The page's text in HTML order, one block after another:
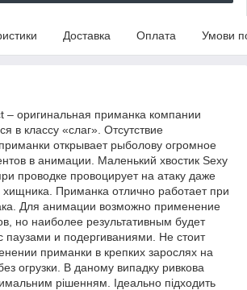
Доставка Оплата Умови
– оригинальная приманка компании
в классу «слаг». Отсутствие
открывает рыболову огромное
в анимации. Маленький хвостик Sexy
проводке провоцирует на атаку даже
хищника. Приманка отлично работает при
Для анимации возможно применение
но наиболее результативным будет
паузами и подергиваниями. Не стоит
приманки в крепких зарослях на
огрузки. В даному випадку ривкова
рішенням. Ідеально підходить